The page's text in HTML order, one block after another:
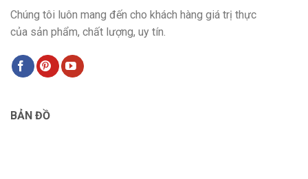
Chúng tôi luôn mang đến cho khách hàng giá trị thực
của sản phẩm, chất lượng, uy tín.
BẢN ĐỒ